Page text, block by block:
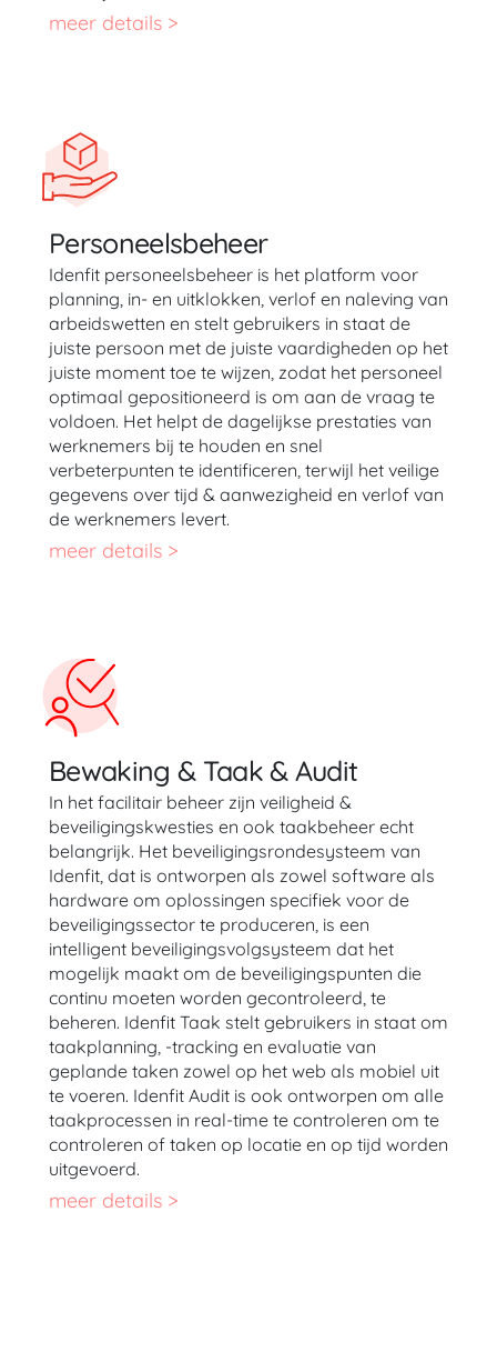
meer details >
Personeelsbeheer
Idenfit personeelsbeheer is het platform voor
planning, in- en uitklokken, verlof en naleving van
arbeidswetten en stelt gebruikers in staat de
juiste persoon met de juiste vaardigheden op het
juiste moment toe te wijzen, zodat het personeel
optimaal gepositioneerd is om aan de vraag te
voldoen. Het helpt de dagelijkse prestaties van
werknemers bij te houden en snel
verbeterpunten te identificeren, terwijl het veilige
gegevens over tijd & aanwezigheid en verlof van
de werknemers levert.
meer details >
Bewaking & Taak & Audit
In het facilitair beheer zijn veiligheid &
beveiligingskwesties en ook taakbeheer echt
belangrijk. Het beveiligingsrondesysteem van
Idenfit, dat is ontworpen als zowel software als
hardware om oplossingen specifiek voor de
beveiligingssector te produceren, is een
intelligent beveiligingsvolgsysteem dat het
mogelijk maakt om de beveiligingspunten die
continu moeten worden gecontroleerd, te
beheren. Idenfit Taak stelt gebruikers in staat om
taakplanning, -tracking en evaluatie van
geplande taken zowel op het web als mobiel uit
te voeren. Idenfit Audit is ook ontworpen om alle
taakprocessen in real-time te controleren om te
controleren of taken op locatie en op tijd worden
uitgevoerd.
meer details >